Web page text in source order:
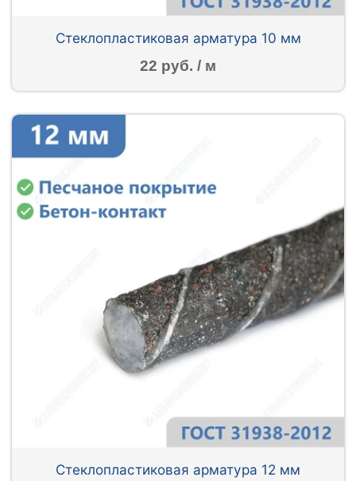
Стеклопластиковая арматура 10 мм
22 руб. / м
Стеклопластиковая арматура 12 мм